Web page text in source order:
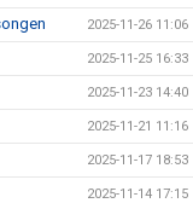
2025-11-26 11:06
2025-11-25 16:33
2025-11-23 14:40
2025-11-21 11:16
2025-11-17 18:53
2025-11-14 17:15